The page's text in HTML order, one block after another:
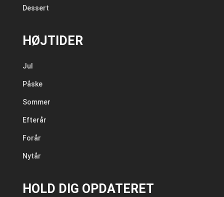
Dessert
HØJTIDER
Jul
Påske
Sommer
Efterår
Forår
Nytår
HOLD DIG OPDATERET